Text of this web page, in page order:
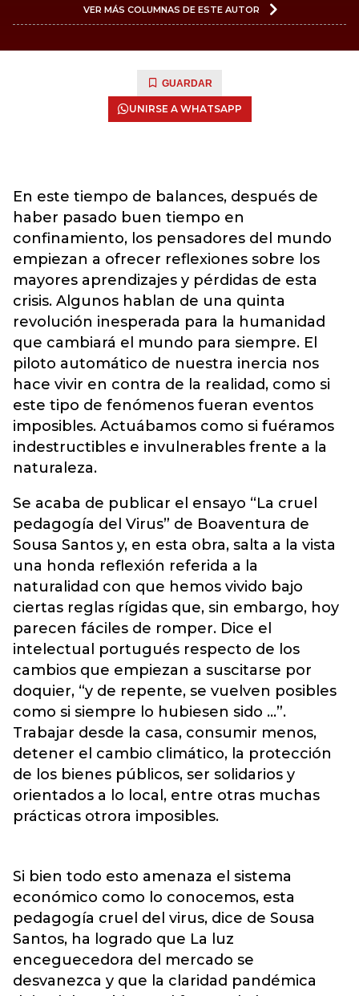
VER MÁS COLUMNAS DE ESTE AUTOR
GUARDAR
UNIRSE A WHATSAPP
En este tiempo de balances, después de
haber pasado buen tiempo en
confinamiento, los pensadores del mundo
empiezan a ofrecer reflexiones sobre los
mayores aprendizajes y pérdidas de esta
crisis. Algunos hablan de una quinta
revolución inesperada para la humanidad
que cambiará el mundo para siempre. El
piloto automático de nuestra inercia nos
hace vivir en contra de la realidad, como si
este tipo de fenómenos fueran eventos
imposibles. Actuábamos como si fuéramos
indestructibles e invulnerables frente a la
naturaleza.
Se acaba de publicar el ensayo “La cruel
pedagogía del Virus” de Boaventura de
Sousa Santos y, en esta obra, salta a la vista
una honda reflexión referida a la
naturalidad con que hemos vivido bajo
ciertas reglas rígidas que, sin embargo, hoy
parecen fáciles de romper. Dice el
intelectual portugués respecto de los
cambios que empiezan a suscitarse por
doquier, “y de repente, se vuelven posibles
como si siempre lo hubiesen sido …”.
Trabajar desde la casa, consumir menos,
detener el cambio climático, la protección
de los bienes públicos, ser solidarios y
orientados a lo local, entre otras muchas
prácticas otrora imposibles.
Si bien todo esto amenaza el sistema
económico como lo conocemos, esta
pedagogía cruel del virus, dice de Sousa
Santos, ha logrado que La luz
enceguecedora del mercado se
desvanezca y que la claridad pandémica